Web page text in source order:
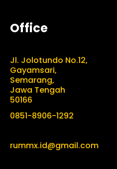
Office
Jl. Jolotundo No.12,
Gayamsari,
Semarang,
Jawa Tengah
50166
0851-8906-1292
rummx.id@gmail.com